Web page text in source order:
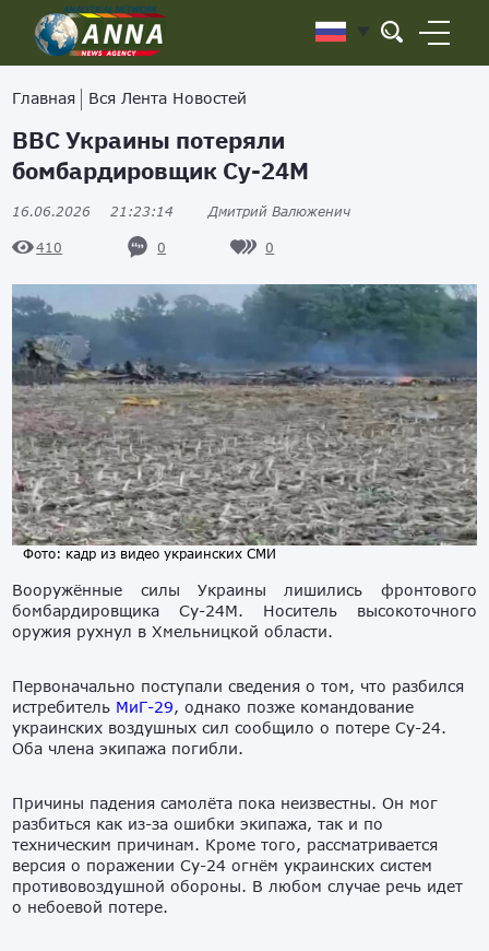
Главная Вся Лента Новостей
ВВС Украины потеряли
бомбардировщик Су-24М
16.06.2026 21:23:14 Дмитрий Валюженич
410 0 0
Фото: кадр из видео украинских СМИ
Вооружённые силы Украины лишились фронтового
бомбардировщика Су-24М. Носитель высокоточного
оружия рухнул в Хмельницкой области.
Первоначально поступали сведения о том, что разбился
истребитель МиГ-29, однако позже командование
украинских воздушных сил сообщило о потере Су-24.
Оба члена экипажа погибли.
Причины падения самолёта пока неизвестны. Он мог
разбиться как из-за ошибки экипажа, так и по
техническим причинам. Кроме того, рассматривается
версия о поражении Су-24 огнём украинских систем
противовоздушной обороны. В любом случае речь идет
о небоевой потере.